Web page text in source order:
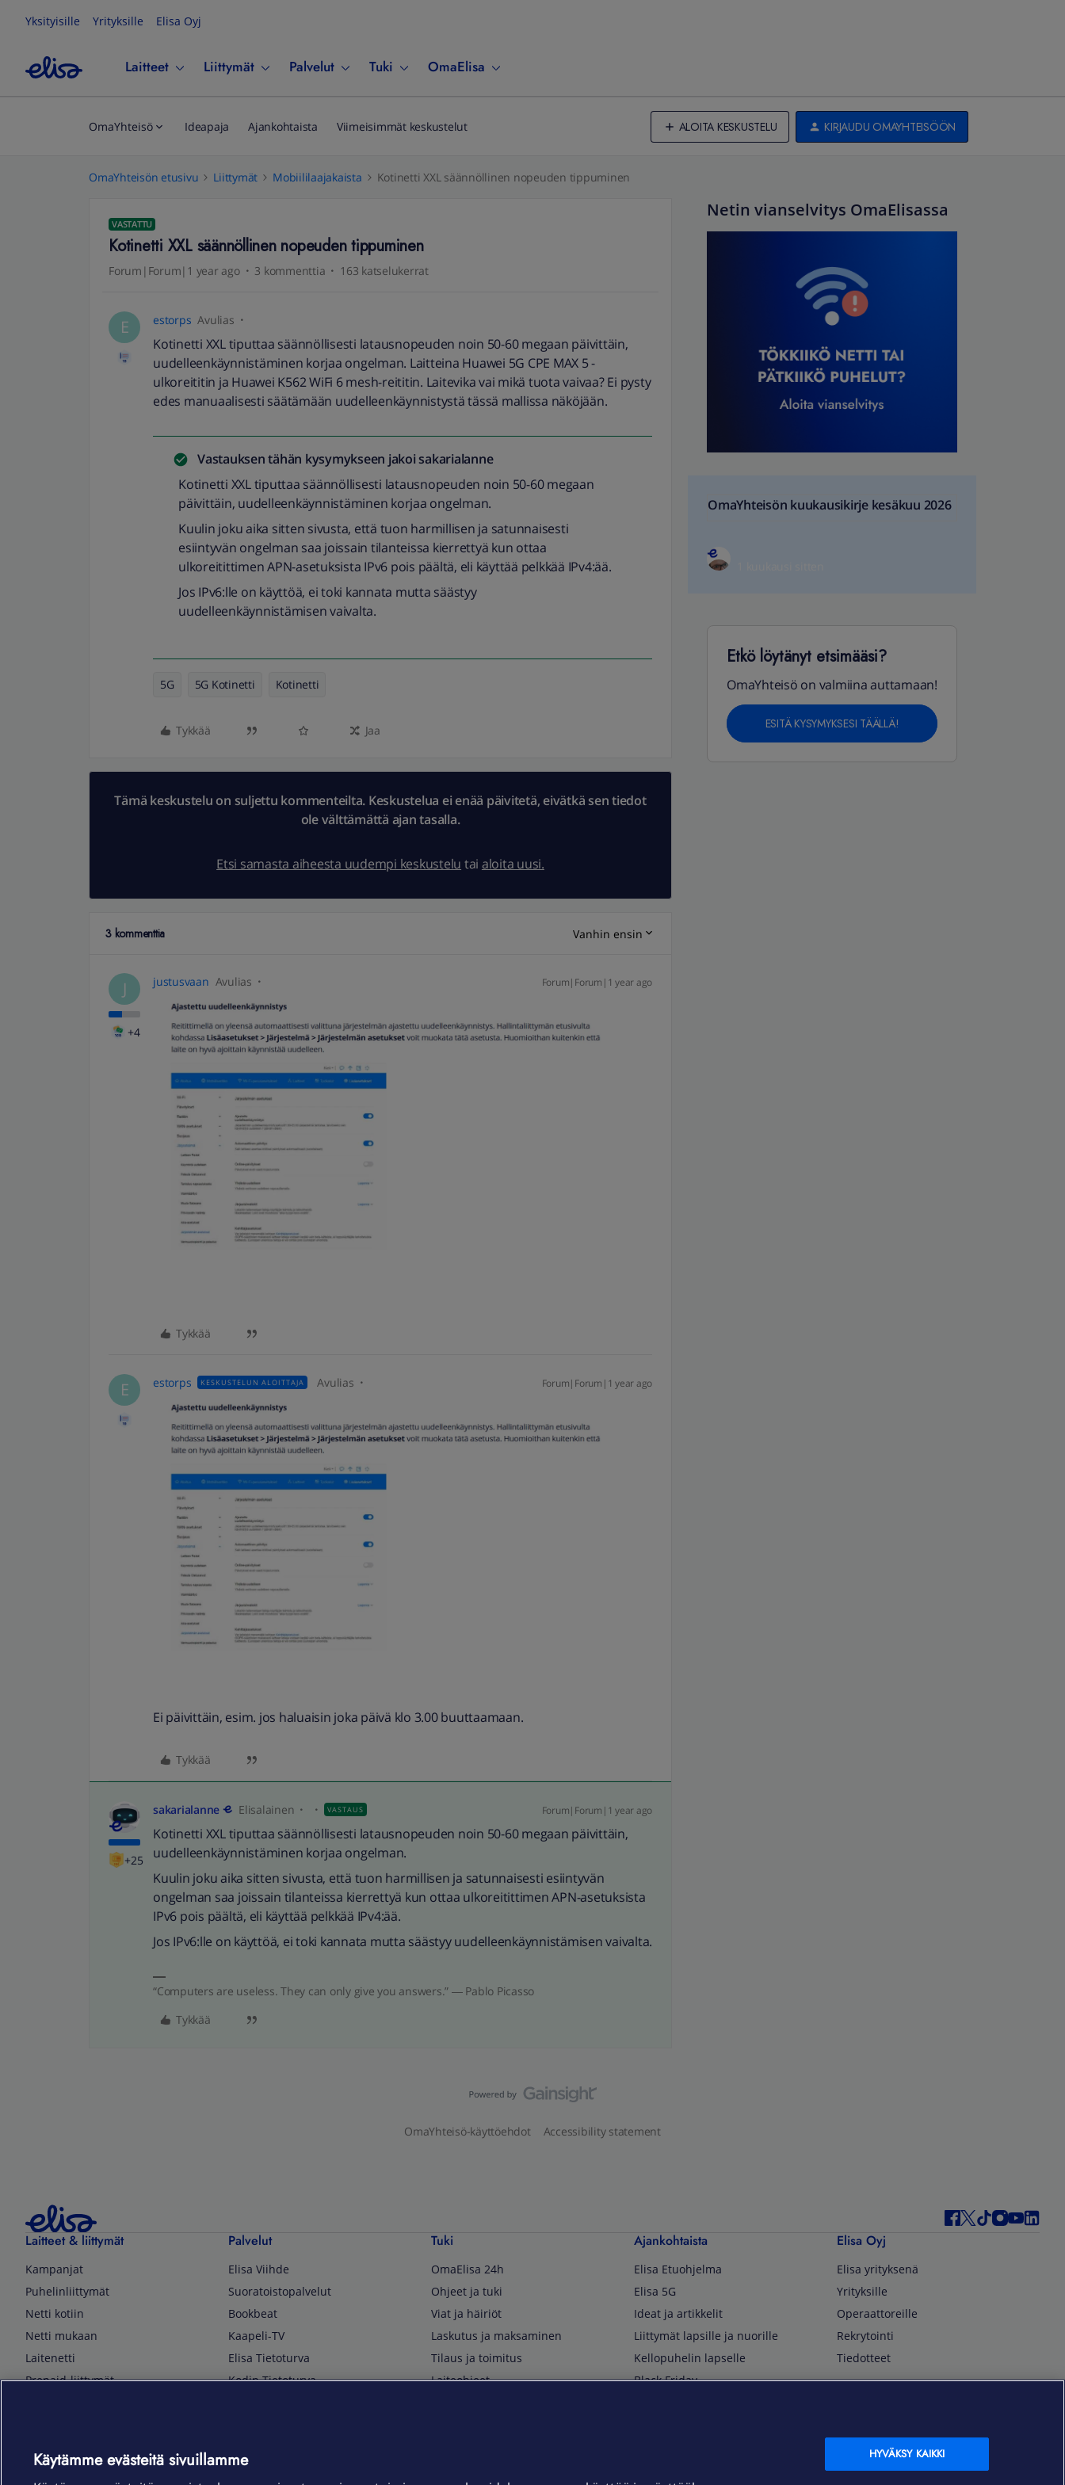
Yksityisille Yrityksille Elisa Oyj
Laitteet Liittymät Palvelut Tuki OmaElisa
OmaYhteisö Ideapaja Ajankohtaista Viimeisimmät keskustelut ALOITA KESKUSTELU KIRJAUDU OMAYHTEISÖÖN
OmaYhteisön etusivu Liittymät Mobiililaajakaista Kotinetti XXL säännöllinen nopeuden tippuminen
VASTATTU
Kotinetti XXL säännöllinen nopeuden tippuminen
Forum|Forum|1 year ago 3 kommenttia 163 katselukerrat
E estorps Avulias
Kotinetti XXL tiputtaa säännöllisesti latausnopeuden noin 50-60 megaan päivittäin,
uudelleenkäynnistäminen korjaa ongelman. Laitteina Huawei 5G CPE MAX 5 -
ulkoreititin ja Huawei K562 WiFi 6 mesh-reititin. Laitevika vai mikä tuota vaivaa? Ei pysty
edes manuaalisesti säätämään uudelleenkäynnistystä tässä mallissa näköjään.
Vastauksen tähän kysymykseen jakoisakarialanne
Kotinetti XXL tiputtaa säännöllisesti latausnopeuden noin 50-60 megaan
päivittäin, uudelleenkäynnistäminen korjaa ongelman.
Kuulin joku aika sitten sivusta, että tuon harmillisen ja satunnaisesti
esiintyvän ongelman saa joissain tilanteissa kierrettyä kun ottaa
ulkoreitittimen APN-asetuksista IPv6 pois päältä, eli käyttää pelkkää IPv4:ää.
Jos IPv6:lle on käyttöä, ei toki kannata mutta säästyy
uudelleenkäynnistämisen vaivalta.
5G 5G Kotinetti Kotinetti
Tykkää Jaa
Tämä keskustelu on suljettu kommenteilta. Keskustelua ei enää päivitetä, eivätkä sen tiedot
ole välttämättä ajan tasalla.
Etsi samasta aiheesta uudempi keskustelu tai aloita uusi.
3 kommenttia Vanhin ensin
J
+4
justusvaan Avulias Forum|Forum|1 year ago
Tykkää
E estorps KESKUSTELUN ALOITTAJA Avulias Forum|Forum|1 year ago
Ei päivittäin, esim. jos haluaisin joka päivä klo 3.00 buuttaamaan.
Tykkää
+25
sakarialanne Elisalainen VASTAUS Forum|Forum|1 year ago
Kotinetti XXL tiputtaa säännöllisesti latausnopeuden noin 50-60 megaan päivittäin,
uudelleenkäynnistäminen korjaa ongelman.
Kuulin joku aika sitten sivusta, että tuon harmillisen ja satunnaisesti esiintyvän
ongelman saa joissain tilanteissa kierrettyä kun ottaa ulkoreitittimen APN-asetuksista
IPv6 pois päältä, eli käyttää pelkkää IPv4:ää.
Jos IPv6:lle on käyttöä, ei toki kannata mutta säästyy uudelleenkäynnistämisen vaivalta.
“Computers are useless. They can only give you answers.” ― Pablo Picasso
Tykkää
Netin vianselvitys OmaElisassa
OmaYhteisön kuukausikirje kesäkuu 2026
Etkö löytänyt etsimääsi?
OmaYhteisö on valmiina auttamaan!
ESITÄ KYSYMYKSESI TÄÄLLÄ!
OmaYhteisö-käyttöehdot Accessibility statement
Laitteet & liittymät
Kampanjat
Puhelinliittymät
Netti kotiin
Netti mukaan
Laitenetti
Prepaid-liittymät
TV & audio
Palvelut
Elisa Viihde
Suoratoistopalvelut
Bookbeat
Kaapeli-TV
Elisa Tietoturva
Kodin Tietoturva
Elisa Kotiverkko
Tuki
OmaElisa 24h
Ohjeet ja tuki
Viat ja häiriöt
Laskutus ja maksaminen
Tilaus ja toimitus
Laiteohjeet
Ajankohtaista
Elisa Etuohjelma
Elisa 5G
Ideat ja artikkelit
Liittymät lapsille ja nuorille
Kellopuhelin lapselle
Black Friday
Elisa Oyj
Elisa yrityksenä
Yrityksille
Operaattoreille
Rekrytointi
Tiedotteet
OmaElisa Self Service
Moving to Finland
Käytämme evästeitä sivuillamme HYVÄKSY KAIKKI